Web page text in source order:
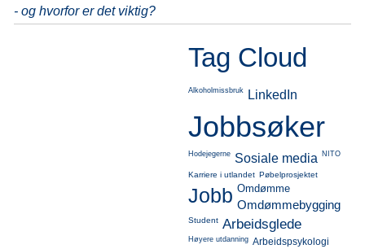
- og hvorfor er det viktig?
Tag Cloud
Alkoholmissbruk LinkedIn
Jobbsøker
Hodejegerne Sosiale media NITO
Karriere i utlandet Pøbelprosjektet
Jobb Omdømme
Omdømmebygging
Student Arbeidsglede
Høyere utdanning Arbeidspsykologi